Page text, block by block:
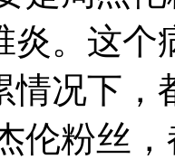
炎。这
情况下
伦粉丝